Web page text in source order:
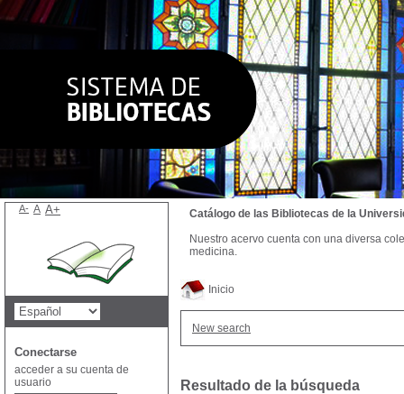
Inicio
New search
Resultado de la búsqueda
Catálogo de las Bibliotecas de la
Nuestro acervo cuenta con una diversa
medicina.
A- A A+
Conectarse
acceder a su cuenta de
usuario